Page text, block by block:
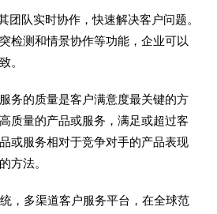
团队实时协作，快速解决客户问题。
检测和情景协作等功能，企业可以
。
务的质量是客户满意度最关键的方
质量的产品或服务，满足或超过客
或服务相对于竞争对手的产品表现
方法。
，多渠道客户服务平台，在全球范